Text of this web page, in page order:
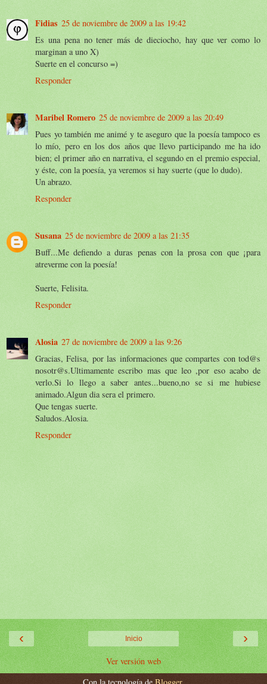
Fidias 25 de noviembre de 2009 a las 19:42
Es una pena no tener más de dieciocho, hay que ver como lo
marginan a uno X)
Suerte en el concurso =)
Responder
Maribel Romero 25 de noviembre de 2009 a las 20:49
Pues yo también me animé y te aseguro que la poesía tampoco es
lo mío, pero en los dos años que llevo participando me ha ido
bien; el primer año en narrativa, el segundo en el premio especial,
y éste, con la poesía, ya veremos si hay suerte (que lo dudo).
Un abrazo.
Responder
Susana 25 de noviembre de 2009 a las 21:35
Buff...Me defiendo a duras penas con la prosa con que ¡para
atreverme con la poesía!
Suerte, Felisita.
Responder
Alosia 27 de noviembre de 2009 a las 9:26
Gracias, Felisa, por las informaciones que compartes con tod@s
nosotr@s.Ultimamente escribo mas que leo ,por eso acabo de
verlo.Si lo llego a saber antes...bueno,no se si me hubiese
animado.Algun dia sera el primero.
Que tengas suerte.
Saludos.Alosia.
Responder
‹ ›
Inicio
Ver versión web